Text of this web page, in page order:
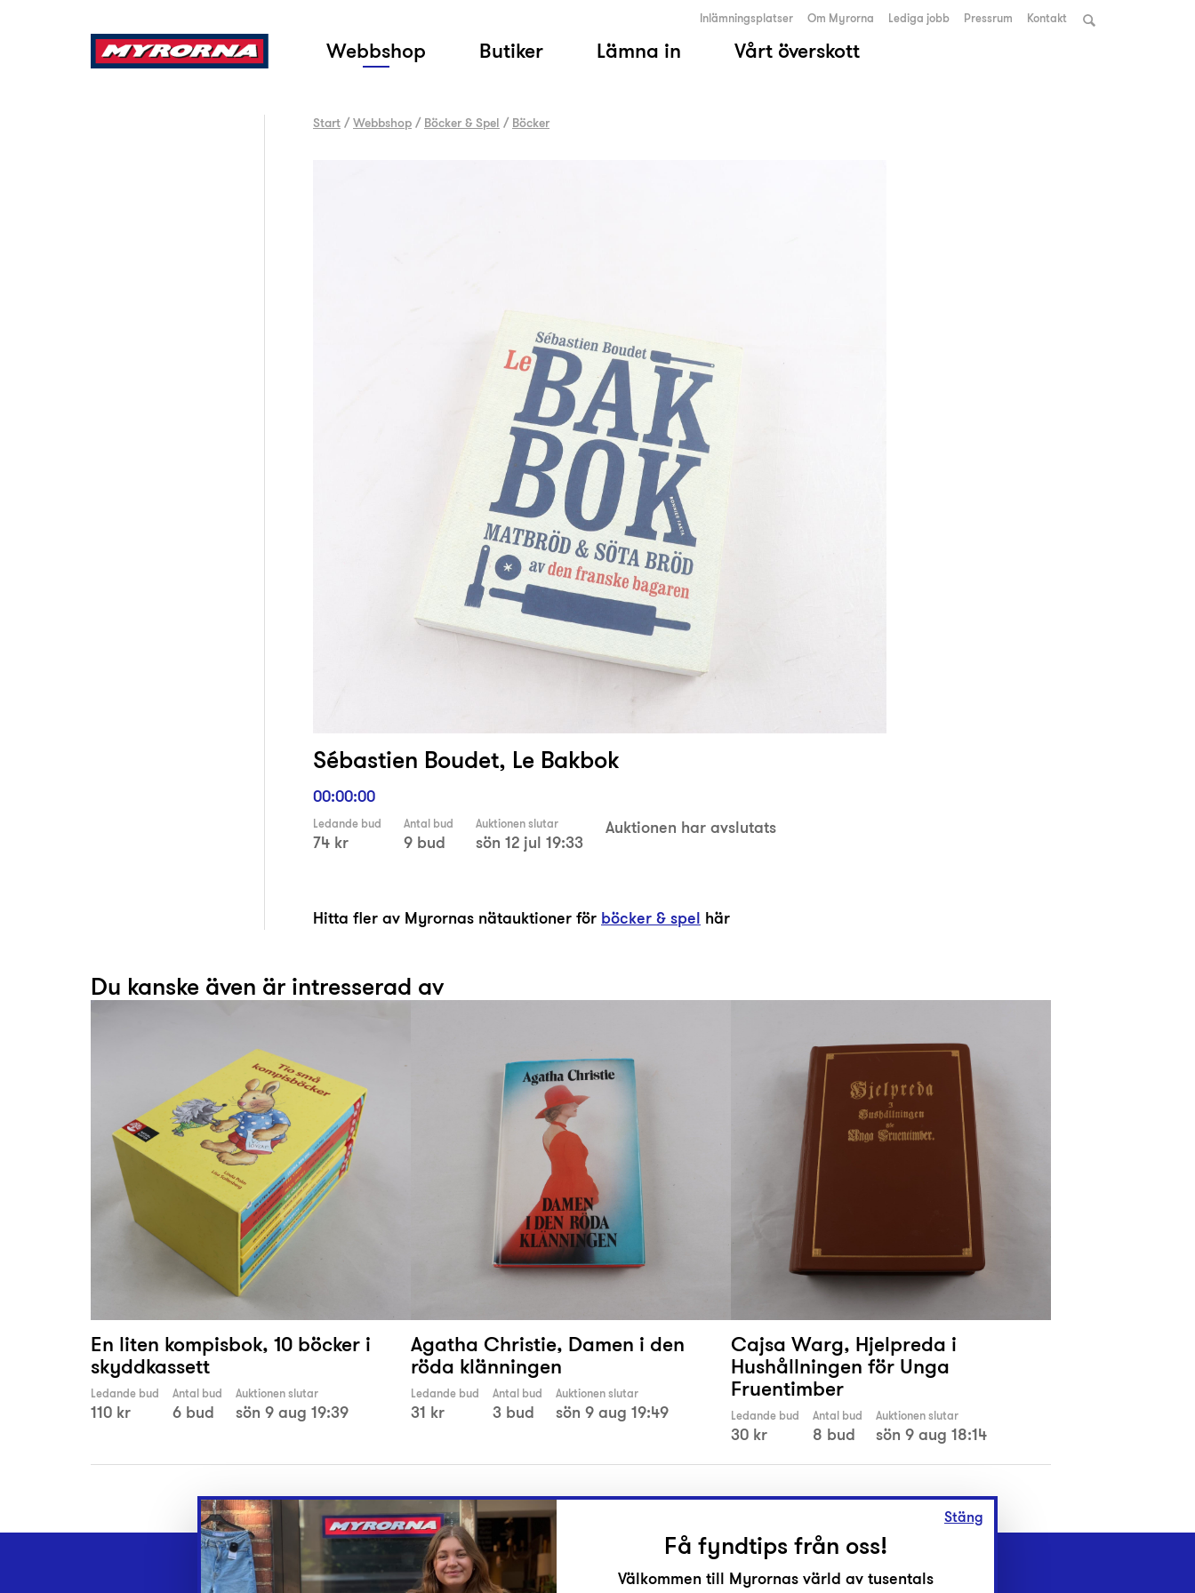
Webbshop Butiker Lämna in Vårt överskott
Inlämningsplatser Om Myrorna Lediga jobb Pressrum Kontakt
Start /Webbshop / Böcker & Spel / Böcker
Sébastien Boudet, Le Bakbok
00:00:00
Ledande bud
74 kr
Antal bud
9 bud
Auktionen slutar
sön 12 jul 19:33
Auktionen har avslutats
Hitta fler av Myrornas nätauktioner för böcker & spel här
Du kanske även är intresserad av
En liten kompisbok, 10 böcker i
skyddkassett
Ledande bud
110 kr
Antal bud
6 bud
Auktionen slutar
sön 9 aug 19:39
Agatha Christie, Damen i den
röda klänningen
Ledande bud
31 kr
Antal bud
3 bud
Auktionen slutar
sön 9 aug 19:49
Cajsa Warg, Hjelpreda i
Hushållningen för Unga
Fruentimber
Ledande bud
30 kr
Antal bud
8 bud
Auktionen slutar
sön 9 aug 18:14
Stäng
Få fyndtips från oss!
Välkommen till Myrornas värld av tusentals